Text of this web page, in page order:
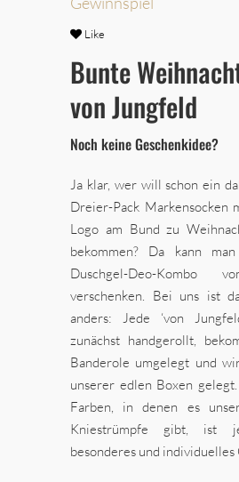
Like
Bunte
von Jungfeld
Noch keine Geschenkidee?
Ja klar, wer will schon ein
Dreier-Pack Markensocken
Logo am Bund zu
bekommen? Da kann
Duschgel-Deo-Kombo
verschenken. Bei uns ist
anders: Jede ‘von
zunächst handgerollt,
Banderole umgelegt und
unserer edlen Boxen
Farben, in denen es
Kniestrümpfe gibt, ist
besonderes und individuelles